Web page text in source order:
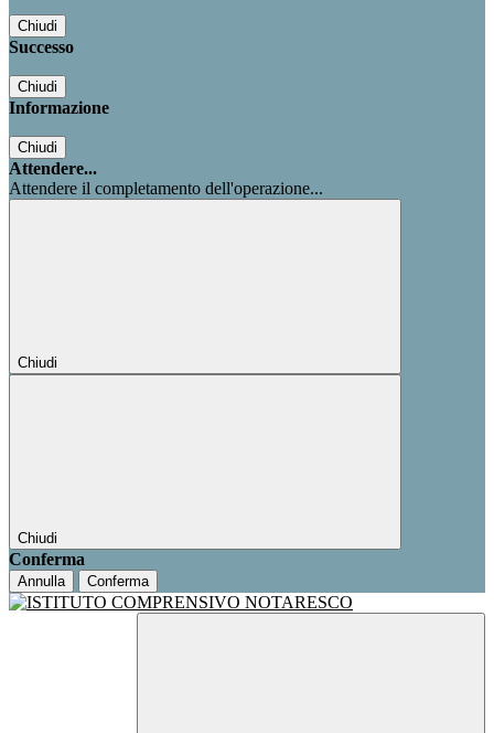
Chiudi
Successo
Chiudi
Informazione
Chiudi
Attendere...
Attendere il completamento dell'operazione...
Chiudi
Chiudi
Conferma
Annulla Conferma